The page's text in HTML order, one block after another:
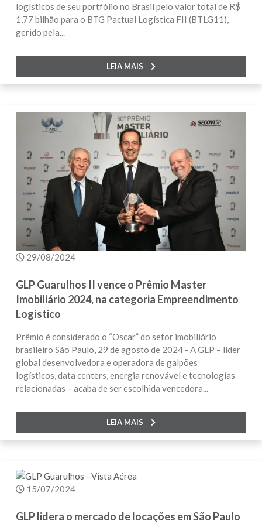
logísticos de seu portfólio no Brasil pelo valor total de R$
1,77 bilhão para o BTG Pactual Logística FII (BTLG11),
gerido pela...
LEIA MAIS
29/08/2024
GLP Guarulhos II vence o Prêmio Master
Imobiliário 2024, na categoria Empreendimento
Logístico
Prêmio é considerado o “Oscar” do setor imobiliário
brasileiro São Paulo, 29 de agosto de 2024 - A GLP – líder
global desenvolvedora e operadora de galpões
logísticos, data centers, energia renovável e tecnologias
relacionadas – acaba de ser escolhida vencedora...
LEIA MAIS
15/07/2024
GLP lidera o mercado de locações em São Paulo